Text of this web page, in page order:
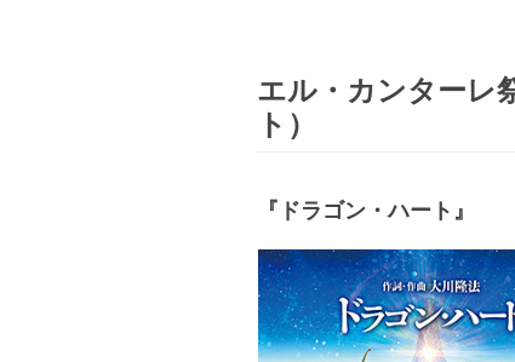
エル・カンターレ
ト）
『ドラゴン・ハート』